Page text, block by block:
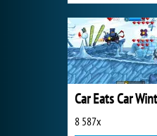
8 587x